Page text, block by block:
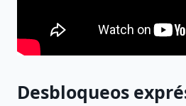
Desbloqueos